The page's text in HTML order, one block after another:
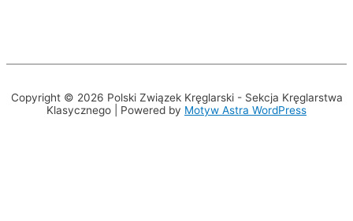
Copyright © 2026 Polski Związek Kręglarski - Sekcja Kręglarstwa
Klasycznego | Powered by Motyw Astra WordPress